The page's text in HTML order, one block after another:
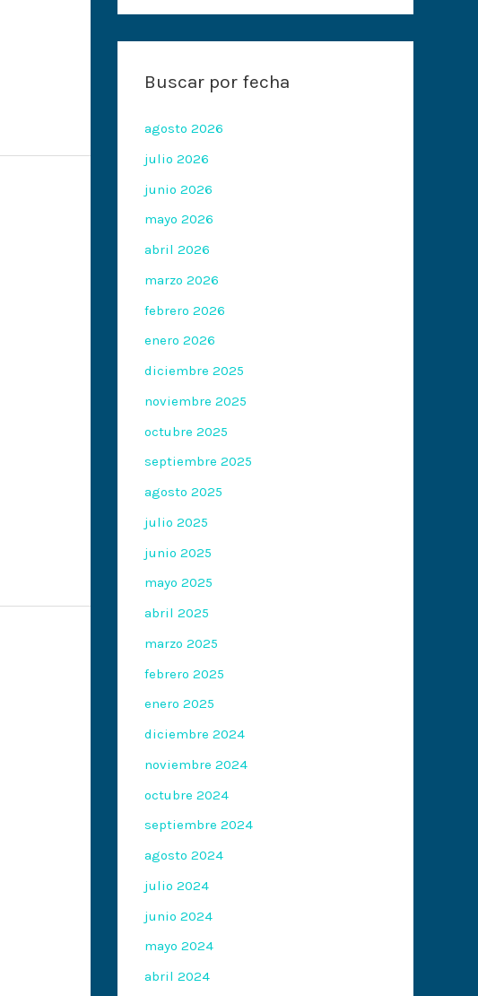
Buscar por fecha
agosto 2026
julio 2026
junio 2026
mayo 2026
abril 2026
marzo 2026
febrero 2026
enero 2026
diciembre 2025
noviembre 2025
octubre 2025
septiembre 2025
agosto 2025
julio 2025
junio 2025
mayo 2025
abril 2025
marzo 2025
febrero 2025
enero 2025
diciembre 2024
noviembre 2024
octubre 2024
septiembre 2024
agosto 2024
julio 2024
junio 2024
mayo 2024
abril 2024